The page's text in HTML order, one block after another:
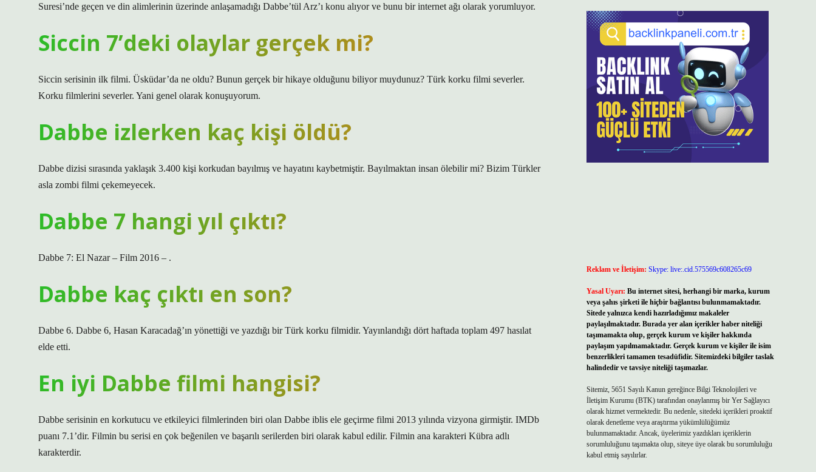
Suresi’nde geçen ve din alimlerinin üzerinde anlaşamadığı Dabbe’tül Arz’ı konu alıyor ve bunu bir internet ağı olarak yorumluyor.
Siccin 7’deki olaylar gerçek mi?
Siccin serisinin ilk filmi. Üsküdar’da ne oldu? Bunun gerçek bir hikaye olduğunu biliyor muydunuz? Türk korku filmi severler.
Korku filmlerini severler. Yani genel olarak konuşuyorum.
Dabbe izlerken kaç kişi öldü?
Dabbe dizisi sırasında yaklaşık 3.400 kişi korkudan bayılmış ve hayatını kaybetmiştir. Bayılmaktan insan ölebilir mi? Bizim Türkler
asla zombi filmi çekemeyecek.
Dabbe 7 hangi yıl çıktı?
Dabbe 7: El Nazar – Film 2016 – .
Dabbe kaç çıktı en son?
Dabbe 6. Dabbe 6, Hasan Karacadağ’ın yönettiği ve yazdığı bir Türk korku filmidir. Yayınlandığı dört haftada toplam 497 hasılat
elde etti.
En iyi Dabbe filmi hangisi?
Dabbe serisinin en korkutucu ve etkileyici filmlerinden biri olan Dabbe iblis ele geçirme filmi 2013 yılında vizyona girmiştir. IMDb
puanı 7.1’dir. Filmin bu serisi en çok beğenilen ve başarılı serilerden biri olarak kabul edilir. Filmin ana karakteri Kübra adlı
karakterdir.
Reklam ve İletişim: Skype: live:.cid.575569c608265c69
Yasal Uyarı: Bu internet sitesi, herhangi bir marka, kurum
veya şahıs şirketi ile hiçbir bağlantısı bulunmamaktadır.
Sitede yalnızca kendi hazırladığımız makaleler
paylaşılmaktadır. Burada yer alan içerikler haber niteliği
taşımamakta olup, gerçek kurum ve kişiler hakkında
paylaşım yapılmamaktadır. Gerçek kurum ve kişiler ile isim
benzerlikleri tamamen tesadüfidir. Sitemizdeki bilgiler taslak
halindedir ve tavsiye niteliği taşımazlar.
Sitemiz, 5651 Sayılı Kanun gereğince Bilgi Teknolojileri ve
İletişim Kurumu (BTK) tarafından onaylanmış bir Yer Sağlayıcı
olarak hizmet vermektedir. Bu nedenle, sitedeki içerikleri proaktif
olarak denetleme veya araştırma yükümlülüğümüz
bulunmamaktadır. Ancak, üyelerimiz yazdıkları içeriklerin
sorumluluğunu taşımakta olup, siteye üye olarak bu sorumluluğu
kabul etmiş sayılırlar.